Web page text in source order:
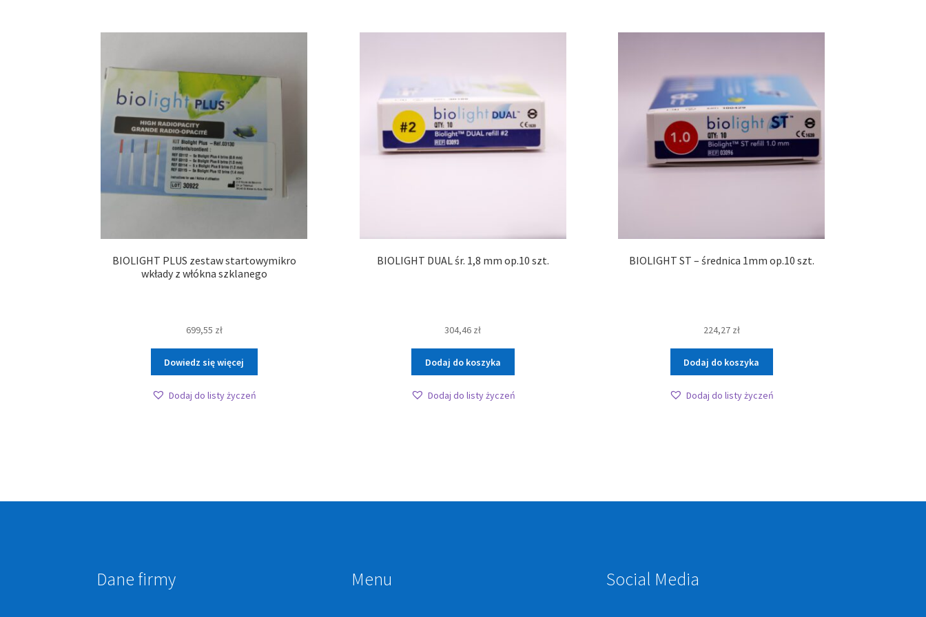
BIOLIGHT PLUS zestaw startowymikro
wkłady z włókna szklanego
699,55 zł
Dowiedz się więcej
Dodaj do listy życzeń
BIOLIGHT DUAL śr. 1,8 mm op.10 szt.
304,46 zł
Dodaj do koszyka
Dodaj do listy życzeń
BIOLIGHT ST – średnica 1mm op.10 szt.
224,27 zł
Dodaj do koszyka
Dodaj do listy życzeń
Dane firmy Menu Social Media